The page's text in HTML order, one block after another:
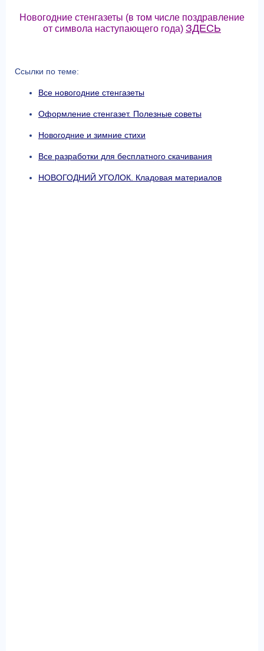
Новогодние стенгазеты (в том числе поздравление
от символа наступающего года) ЗДЕСЬ
Ссылки по теме:
Все новогодние стенгазеты
Оформление стенгазет. Полезные советы
Новогодние и зимние стихи
Все разработки для бесплатного скачивания
НОВОГОДНИЙ УГОЛОК. Кладовая материалов